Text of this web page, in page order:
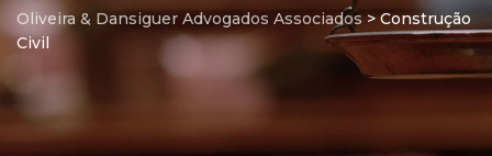
Oliveira & Dansiguer Advogados Associados>Construção
Civil